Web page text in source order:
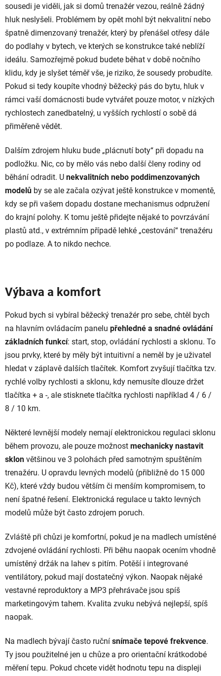
sousedi je viděli, jak si domů trenažér vezou, reálně žádný
hluk neslyšeli. Problémem by opět mohl být nekvalitní nebo
špatně dimenzovaný trenažér, který by přenášel otřesy dále
do podlahy v bytech, ve kterých se konstrukce také neblíží
ideálu. Samozřejmě pokud budete běhat v době nočního
klidu, kdy je slyšet téměř vše, je riziko, že sousedy probudíte.
Pokud si tedy koupíte vhodný běžecký pás do bytu, hluk v
rámci vaší domácnosti bude vytvářet pouze motor, v nízkých
rychlostech zanedbatelný, u vyšších rychlostí o sobě dá
přiměřeně vědět.
Dalším zdrojem hluku bude „plácnutí boty“ při dopadu na
podložku. Nic, co by mělo vás nebo další členy rodiny od
běhání odradit. U nekvalitních nebo poddimenzovaných
modelů by se ale začala ozývat ještě konstrukce v momentě,
kdy se při vašem dopadu dostane mechanismus odpružení
do krajní polohy. K tomu ještě přidejte nějaké to povrzávání
plastů atd., v extrémním případě lehké „cestování“ trenažéru
po podlaze. A to nikdo nechce.
Výbava a komfort
Pokud bych si vybíral běžecký trenažér pro sebe, chtěl bych
na hlavním ovládacím panelu přehledné a snadné ovládání
základních funkcí: start, stop, ovládání rychlosti a sklonu. To
jsou prvky, které by měly být intuitivní a neměl by je uživatel
hledat v záplavě dalších tlačítek. Komfort zvyšují tlačítka tzv.
rychlé volby rychlosti a sklonu, kdy nemusíte dlouze držet
tlačítka + a -, ale stisknete tlačítka rychlosti například 4 / 6 /
8 / 10 km.
Některé levnější modely nemají elektronickou regulaci sklonu
během provozu, ale pouze možnost mechanicky nastavit
sklon většinou ve 3 polohách před samotným spuštěním
trenažéru. U opravdu levných modelů (přibližně do 15 000
Kč), které vždy budou větším či menším kompromisem, to
není špatné řešení. Elektronická regulace u takto levných
modelů může být často zdrojem poruch.
Zvláště při chůzi je komfortní, pokud je na madlech umístěné
zdvojené ovládání rychlosti. Při běhu naopak ocením vhodně
umístěný držák na lahev s pitím. Potěší i integrované
ventilátory, pokud mají dostatečný výkon. Naopak nějaké
vestavné reproduktory a MP3 přehrávače jsou spíš
marketingovým tahem. Kvalita zvuku nebývá nejlepší, spíš
naopak.
Na madlech bývají často ruční snímače tepové frekvence.
Ty jsou použitelné jen u chůze a pro orientační krátkodobé
měření tepu. Pokud chcete vidět hodnotu tepu na displeji